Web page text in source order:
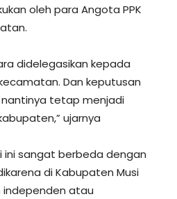
oleh para Angota PPK
didelegasikan kepada
Dan keputusan
tetap menjadi
ujarnya
ini sangat berbeda dengan
di Kabupaten Musi
independen atau